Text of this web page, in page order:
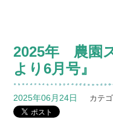
2025年 農園
より6月号』
2025年06月24日 カテ